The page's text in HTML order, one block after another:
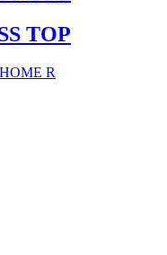
TOP